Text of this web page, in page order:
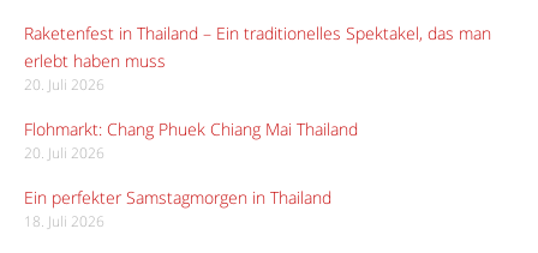
Raketenfest in Thailand – Ein traditionelles Spektakel, das man
erlebt haben muss
20. Juli 2026
Flohmarkt: Chang Phuek Chiang Mai Thailand
20. Juli 2026
Ein perfekter Samstagmorgen in Thailand
18. Juli 2026